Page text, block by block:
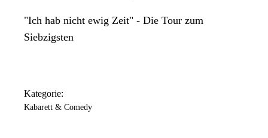
"Ich hab nicht ewig Zeit" - Die Tour zum
Siebzigsten
Kategorie:
Kabarett & Comedy